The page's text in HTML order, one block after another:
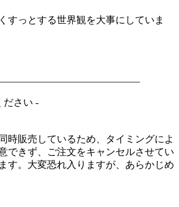
すっとする世界観を大事にしていま
ださい -
時販売しているため、タイミングによ
できず、ご注文をキャンセルさせてい
す。大変恐れ入りますが、あらかじめ